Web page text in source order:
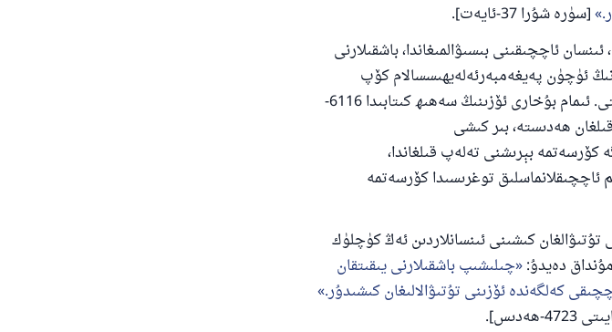
[سۈرە شۇرا 37-ئايەت].
ئاچچىقىنى بىسىۋالمىغاندا، باشقىلارنى
ئۈچۈن پەيغەمبەرئەلەيھىسسالام كۆپ
ۋاقىتتا ئاچچىقلانماسلىق توغرىسىدا تەۋسىيە قىلاتتى. ئىمام بۇخارى ئۆزىنىڭ سەھىھ كىتابىدا 6116-
ھەدىستە، بىر كىشى
كۆرسەتمە بېرىشنى تەلەپ قىلغاندا،
ئاچچىقلانماسلىق توغرىسىدا كۆرسەتمە
كىشىنى ئىنسانلاردىن ئەڭ كۈچلۈك
دەيدۇ: چىلىشىپ باشقىلارنى يىقىتقان
كەلگەندە ئۆزىنى تۇتىۋالالىغان كىشىدۇر.